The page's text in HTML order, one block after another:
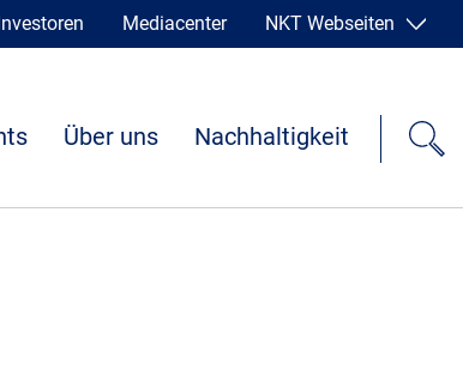
Mediacenter NKT Webseiten
Über uns Nachhaltigkeit